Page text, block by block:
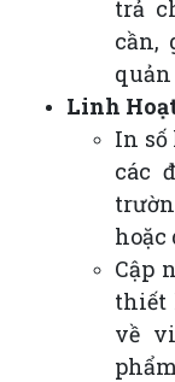
trả
cần,
Linh
In số
các
hoặc
Cập
thiết
về